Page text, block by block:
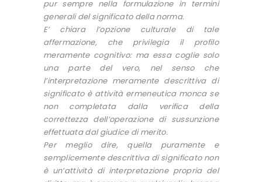
pur sempre nella formulazione in termini
generali del significato della norma.
E’ chiara l’opzione culturale di tale
affermazione, che privilegia il profilo
meramente cognitivo: ma essa coglie solo
una parte del vero, nel senso che
l’interpretazione meramente descrittiva di
significato è attività ermeneutica monca se
non completata dalla verifica della
correttezza dell’operazione di sussunzione
effettuata dal giudice di merito.
Per meglio dire, quella puramente e
semplicemente descrittiva di significato non
è un’attività di interpretazione propria del